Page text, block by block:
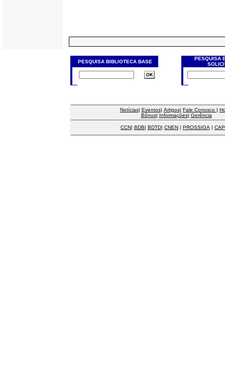
PESQUISA BIBLIOTECA BASE
PESQUISA
Notícias| Eventos| Artigos| Fale Conosco |
Bônus| Informações| Gerência
CCN| BDB| BDTD| CNEN | PROSSIGA |